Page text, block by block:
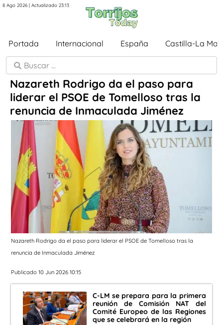
8 Ago 2026 | Actualizado 23:13
Portada Internacional España Castilla-La
Nazareth Rodrigo da el paso para
liderar el PSOE de Tomelloso tras la
renuncia de Inmaculada Jiménez
Nazareth Rodrigo da el paso para liderar el PSOE de Tomelloso tras la
renuncia de Inmaculada Jiménez
Publicado 10 Jun 2026 10:15
C-LM se prepara para la primera
reunión de Comisión NAT del
Comité Europeo de las Regiones
que se celebrará en la región